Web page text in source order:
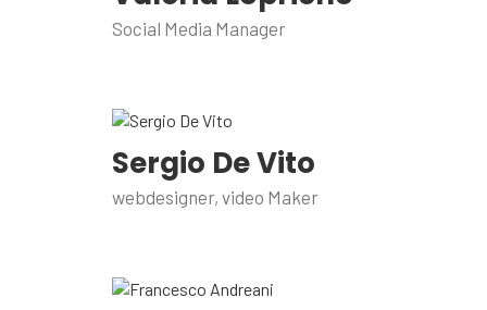
Social Media Manager
Sergio De Vito
webdesigner, video Maker